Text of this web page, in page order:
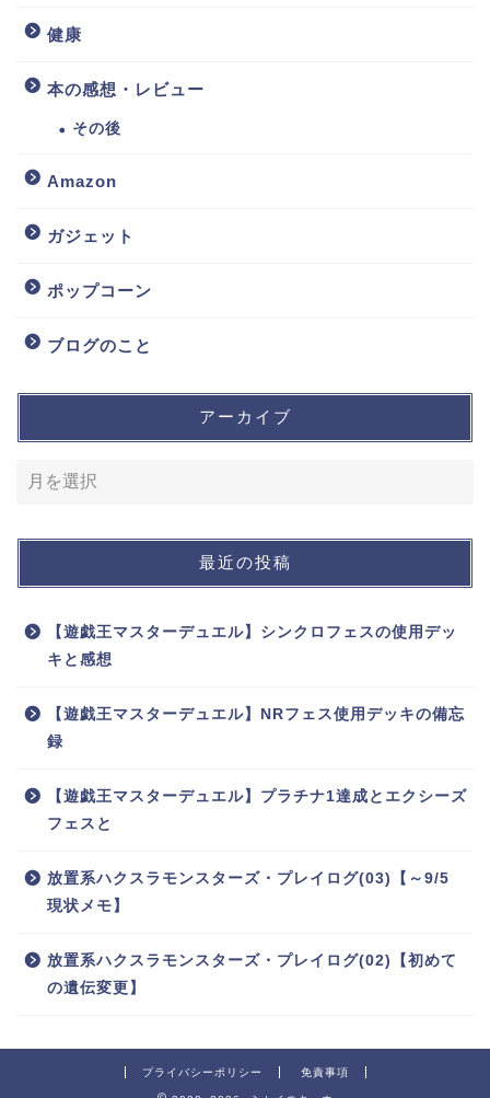
健康
本の感想・レビュー
その後
Amazon
ガジェット
ポップコーン
ブログのこと
アーカイブ
最近の投稿
【遊戯王マスターデュエル】シンクロフェスの使用デッ
キと感想
【遊戯王マスターデュエル】NRフェス使用デッキの備忘
録
【遊戯王マスターデュエル】プラチナ1達成とエクシーズ
フェスと
放置系ハクスラモンスターズ・プレイログ(03)【～9/5
現状メモ】
放置系ハクスラモンスターズ・プレイログ(02)【初めて
の遺伝変更】
プライバシーポリシー 免責事項